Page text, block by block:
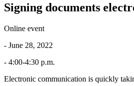
Signing documents
Online event
- June 28, 2022
- 4:00-4:30 p.m.
Electronic communication is quickly